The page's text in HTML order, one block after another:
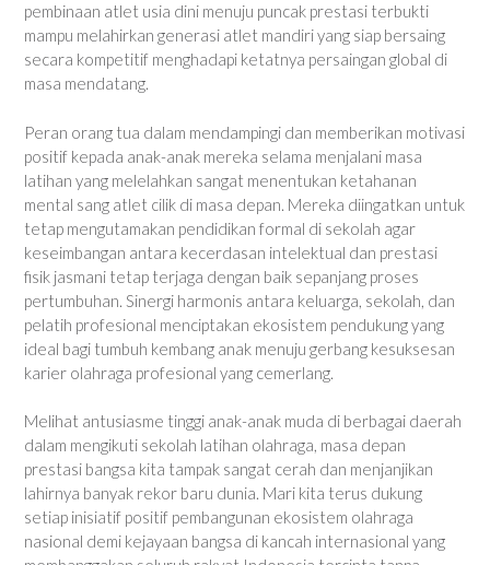
pembinaan atlet usia dini menuju puncak prestasi terbukti
mampu melahirkan generasi atlet mandiri yang siap bersaing
secara kompetitif menghadapi ketatnya persaingan global di
masa mendatang.
Peran orang tua dalam mendampingi dan memberikan motivasi
positif kepada anak-anak mereka selama menjalani masa
latihan yang melelahkan sangat menentukan ketahanan
mental sang atlet cilik di masa depan. Mereka diingatkan untuk
tetap mengutamakan pendidikan formal di sekolah agar
keseimbangan antara kecerdasan intelektual dan prestasi
fisik jasmani tetap terjaga dengan baik sepanjang proses
pertumbuhan. Sinergi harmonis antara keluarga, sekolah, dan
pelatih profesional menciptakan ekosistem pendukung yang
ideal bagi tumbuh kembang anak menuju gerbang kesuksesan
karier olahraga profesional yang cemerlang.
Melihat antusiasme tinggi anak-anak muda di berbagai daerah
dalam mengikuti sekolah latihan olahraga, masa depan
prestasi bangsa kita tampak sangat cerah dan menjanjikan
lahirnya banyak rekor baru dunia. Mari kita terus dukung
setiap inisiatif positif pembangunan ekosistem olahraga
nasional demi kejayaan bangsa di kancah internasional yang